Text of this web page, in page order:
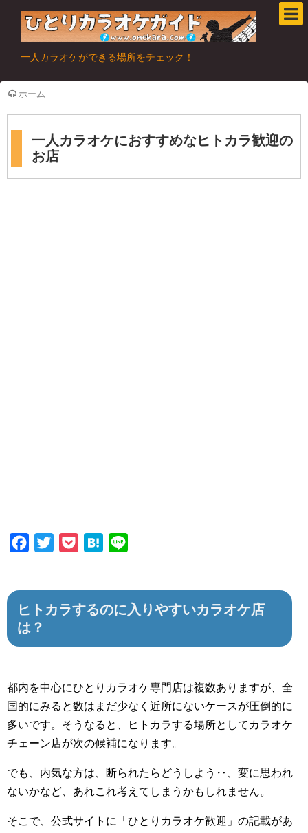
一人カラオケができる場所をチェック！
ホーム
一人カラオケにおすすめなヒトカラ歓迎の
お店
Facebook
Twitter PocketHatena
ヒトカラするのに入りやすいカラオケ店
は？
都内を中心にひとりカラオケ専門店は複数ありますが、全
国的にみると数はまだ少なく近所にないケースが圧倒的に
多いです。そうなると、ヒトカラする場所としてカラオケ
チェーン店が次の候補になります。
でも、内気な方は、断られたらどうしよう‥、変に思われ
ないかなど、あれこれ考えてしまうかもしれません。
そこで、公式サイトに「ひとりカラオケ歓迎」の記載があ